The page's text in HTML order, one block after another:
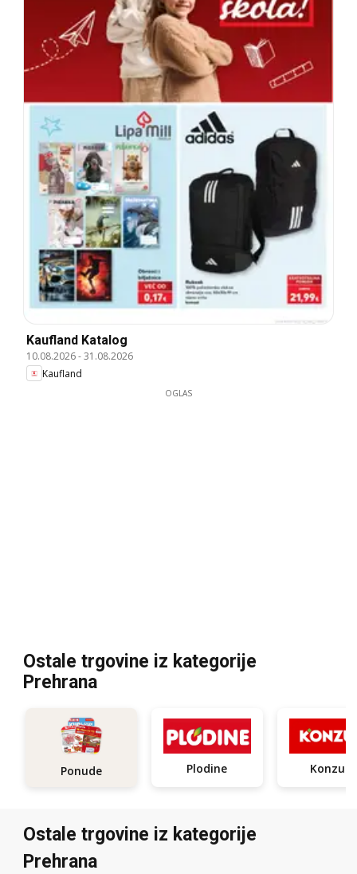
Kaufland Katalog
10.08.2026-31.08.2026
Kaufland
OGLAS
Ostale trgovine iz kategorije
Prehrana
Ponude Plodine Konzum
Ostale trgovine iz kategorije
Prehrana